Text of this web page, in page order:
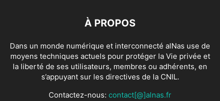
À PROPOS
Dans un monde numérique et interconnecté alNas use de
moyens techniques actuels pour protéger la Vie privée et
la liberté de ses utilisateurs, membres ou adhérents, en
s’appuyant sur les directives de la CNIL.
Contactez-nous: contact[@]alnas.fr